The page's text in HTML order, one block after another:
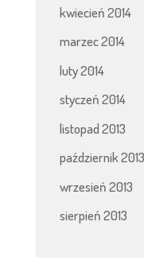
kwiecień 2014
marzec 2014
luty 2014
styczeń 2014
listopad 2013
październik 2013
wrzesień 2013
sierpień 2013